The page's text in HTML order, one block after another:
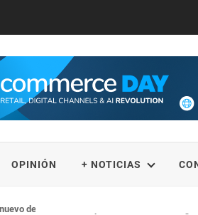
OPINIÓN + NOTICIAS
destino de nieve para los ecuatorianos